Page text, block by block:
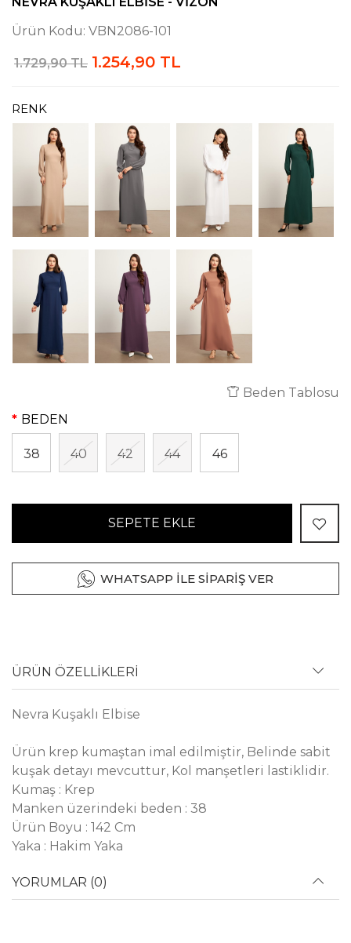
Ürün Kodu: VBN2086-101
1.729,90 TL 1.254,90 TL
RENK
Beden Tablosu
BEDEN
38 40 42 44 46
SEPETE EKLE
WHATSAPP İLE SİPARİŞ VER
ÜRÜN ÖZELLİKLERİ
Nevra Kuşaklı Elbise
Ürün krep kumaştan imal edilmiştir, Belinde sabit
kuşak detayı mevcuttur, Kol manşetleri lastiklidir.
Kumaş : Krep
Manken üzerindeki beden : 38
Ürün Boyu : 142 Cm
Yaka : Hakim Yaka
YORUMLAR (0)